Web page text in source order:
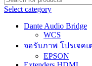
Select category
Dante Audio Bridge
WCS
จอรับภาพ โปรเจคเ
EPSON